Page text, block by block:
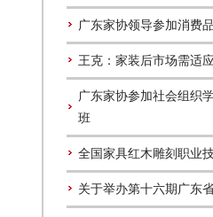
广东家协领导参加消费
王克：家装后市场需适
广东家协参加社会组织
班
全国家具红木雕刻职业
关于举办第十六期广东